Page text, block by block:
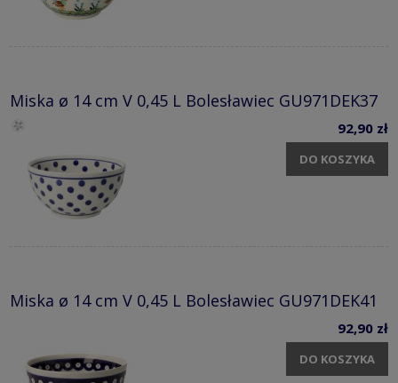
Miska ø 14 cm V 0,45 L Bolesławiec GU971DEK37
92,90 zł
DO KOSZYKA
Miska ø 14 cm V 0,45 L Bolesławiec GU971DEK41
92,90 zł
DO KOSZYKA